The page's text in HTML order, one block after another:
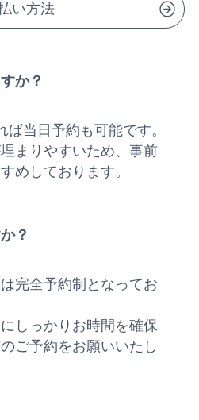
い方法
か？
ば当日予約も可能です。
まりやすいため、事前
めしております。
？
完全予約制となってお
しっかりお時間を確保
ご予約をお願いいたし